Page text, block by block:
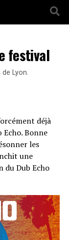
festival
Lyon.
déjà
Bonne
les
une
du Dub Echo